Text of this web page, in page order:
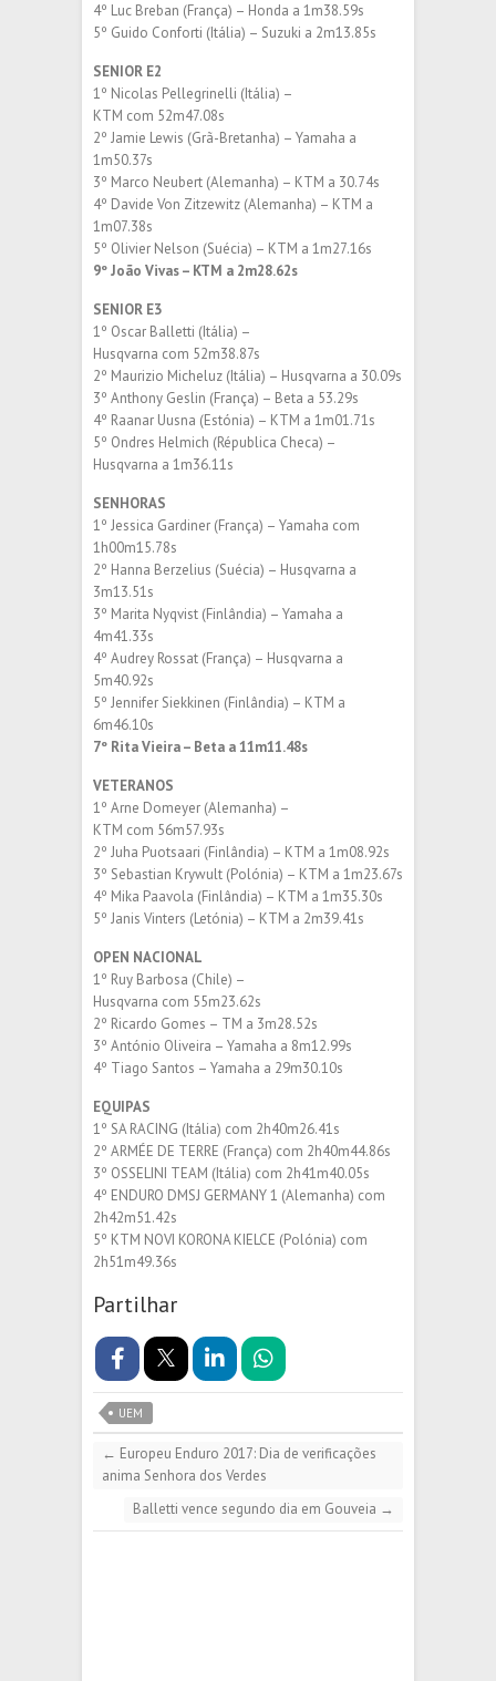
4º Luc Breban (França) – Honda a 1m38.59s
5º Guido Conforti (Itália) – Suzuki a 2m13.85s
SENIOR E2
1º Nicolas Pellegrinelli (Itália) –
KTM com 52m47.08s
2º Jamie Lewis (Grã-Bretanha) – Yamaha a
1m50.37s
3º Marco Neubert (Alemanha) – KTM a 30.74s
4º Davide Von Zitzewitz (Alemanha) – KTM a
1m07.38s
5º Olivier Nelson (Suécia) – KTM a 1m27.16s
9º João Vivas – KTM a 2m28.62s
SENIOR E3
1º Oscar Balletti (Itália) –
Husqvarna com 52m38.87s
2º Maurizio Micheluz (Itália) – Husqvarna a 30.09s
3º Anthony Geslin (França) – Beta a 53.29s
4º Raanar Uusna (Estónia) – KTM a 1m01.71s
5º Ondres Helmich (Républica Checa) –
Husqvarna a 1m36.11s
SENHORAS
1º Jessica Gardiner (França) – Yamaha com
1h00m15.78s
2º Hanna Berzelius (Suécia) – Husqvarna a
3m13.51s
3º Marita Nyqvist (Finlândia) – Yamaha a
4m41.33s
4º Audrey Rossat (França) – Husqvarna a
5m40.92s
5º Jennifer Siekkinen (Finlândia) – KTM a
6m46.10s
7º Rita Vieira – Beta a 11m11.48s
VETERANOS
1º Arne Domeyer (Alemanha) –
KTM com 56m57.93s
2º Juha Puotsaari (Finlândia) – KTM a 1m08.92s
3º Sebastian Krywult (Polónia) – KTM a 1m23.67s
4º Mika Paavola (Finlândia) – KTM a 1m35.30s
5º Janis Vinters (Letónia) – KTM a 2m39.41s
OPEN NACIONAL
1º Ruy Barbosa (Chile) –
Husqvarna com 55m23.62s
2º Ricardo Gomes – TM a 3m28.52s
3º António Oliveira – Yamaha a 8m12.99s
4º Tiago Santos – Yamaha a 29m30.10s
EQUIPAS
1º SA RACING (Itália) com 2h40m26.41s
2º ARMÉE DE TERRE (França) com 2h40m44.86s
3º OSSELINI TEAM (Itália) com 2h41m40.05s
4º ENDURO DMSJ GERMANY 1 (Alemanha) com
2h42m51.42s
5º KTM NOVI KORONA KIELCE (Polónia) com
2h51m49.36s
Partilhar
UEM
← Europeu Enduro 2017: Dia de verificações
anima Senhora dos Verdes
Balletti vence segundo dia em Gouveia →